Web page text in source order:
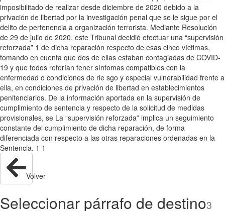
imposibilitado de realizar desde diciembre de 2020 debido a la
privación de libertad por la investigación penal que se le sigue por el
delito de pertenencia a organización terrorista. Mediante Resolución
de 29 de julio de 2020, este Tribunal decidió efectuar una “supervisión
reforzada” 1 de dicha reparación respecto de esas cinco víctimas,
tomando en cuenta que dos de ellas estaban contagiadas de COVID-
19 y que todos referían tener síntomas compatibles con la
enfermedad o condiciones de rie sgo y especial vulnerabilidad frente a
ella, en condiciones de privación de libertad en establecimientos
penitenciarios. De la información aportada en la supervisión de
cumplimiento de sentencia y respecto de la solicitud de medidas
provisionales, se La “supervisión reforzada” implica un seguimiento
constante del cumplimiento de dicha reparación, de forma
diferenciada con respecto a las otras reparaciones ordenadas en la
Sentencia. 1 1
Volver
Seleccionar párrafo de destino3